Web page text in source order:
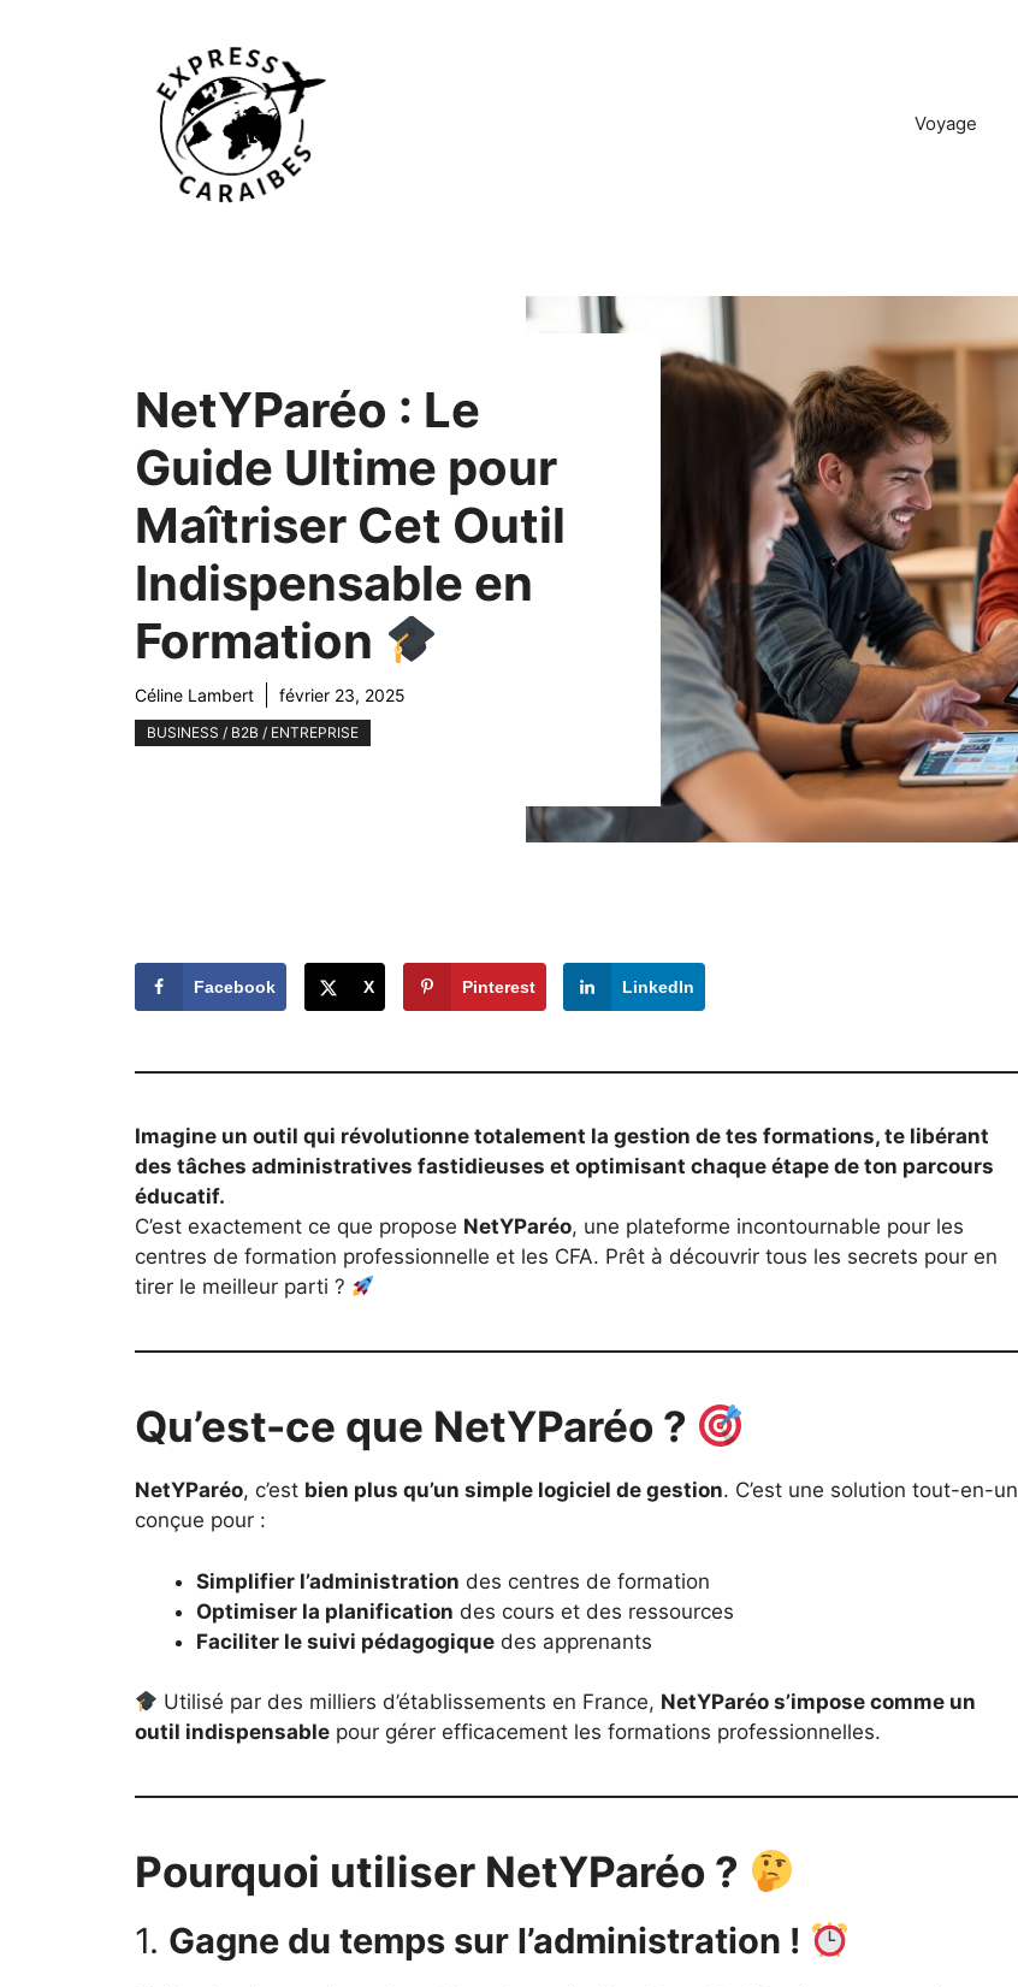
Voyage
NetYParéo : Le
Guide Ultime pour
Maîtriser Cet Outil
Indispensable en
Formation
Céline Lambert février 23, 2025
BUSINESS / B2B / ENTREPRISE
Facebook X Pinterest LinkedIn
Imagine un outil qui révolutionne totalement la gestion de tes formations, te libérant
des tâches administratives fastidieuses et optimisant chaque étape de ton parcours
éducatif.
C’est exactement ce que propose NetYParéo, une plateforme incontournable pour les
centres de formation professionnelle et les CFA. Prêt à découvrir tous les secrets pour en
tirer le meilleur parti ?
Qu’est-ce que NetYParéo ?
NetYParéo, c’est bien plus qu’un simple logiciel de gestion. C’est une solution tout-en-un
conçue pour :
Simplifier l’administration des centres de formation
Optimiser la planification des cours et des ressources
Faciliter le suivi pédagogique des apprenants
Utilisé par des milliers d’établissements en France, NetYParéo s’impose comme un
outil indispensable pour gérer efficacement les formations professionnelles.
Pourquoi utiliser NetYParéo ?
1. Gagne du temps sur l’administration !